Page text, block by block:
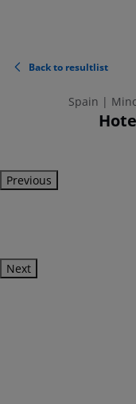
Back to resultlist
Spain |
Previous
Next